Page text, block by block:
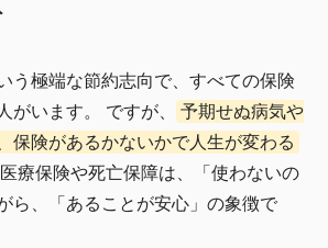
う極端な節約志向で、すべての保険
がいます。 ですが、
予期せぬ病気や
保険があるかないかで人生が変わる
療保険や死亡保障は、「使わないの
ら、「あることが安心」の象徴で